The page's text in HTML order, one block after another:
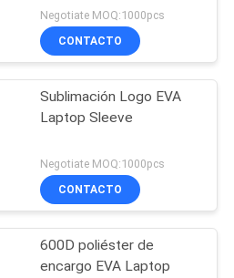
Negotiate MOQ:1000pcs
CONTACTO
Sublimación Logo EVA
Laptop Sleeve
Negotiate MOQ:1000pcs
CONTACTO
600D poliéster de
encargo EVA Laptop